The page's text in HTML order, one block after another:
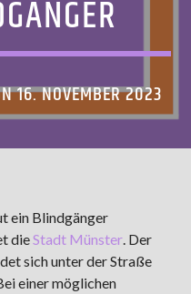
16. NOVEMBER 2023
ein Blindgänger
dieStadt Münster. Der
sich unter der Straße
einer möglichen